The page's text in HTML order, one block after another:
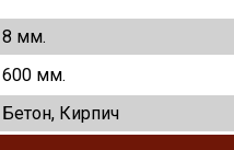
8 мм.
600 мм.
Бетон, Кирпич